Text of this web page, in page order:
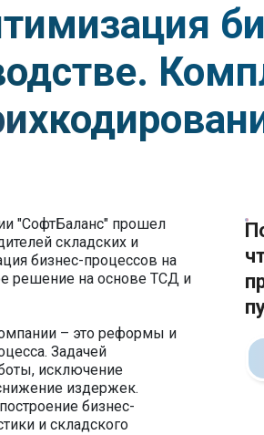
"СофтБаланс" прошел
складских и
бизнес-процессов на
решение на основе ТСД и
– это реформы и
Задачей
исключение
издержек.
бизнес-
и складского